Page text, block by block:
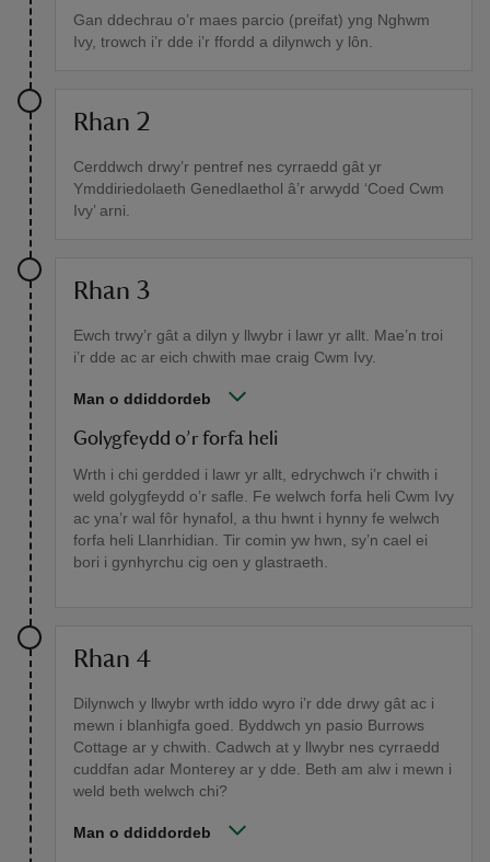
Gan ddechrau o’r maes parcio (preifat) yng Nghwm
Ivy, trowch i’r dde i’r ffordd a dilynwch y lôn.
Rhan 2
Cerddwch drwy’r pentref nes cyrraedd gât yr
Ymddiriedolaeth Genedlaethol â’r arwydd ‘Coed Cwm
Ivy’ arni.
Rhan 3
Ewch trwy’r gât a dilyn y llwybr i lawr yr allt. Mae’n troi
i’r dde ac ar eich chwith mae craig Cwm Ivy.
Man o ddiddordeb
Golygfeydd o’r forfa heli
Wrth i chi gerdded i lawr yr allt, edrychwch i’r chwith i
weld golygfeydd o’r safle. Fe welwch forfa heli Cwm Ivy
ac yna’r wal fôr hynafol, a thu hwnt i hynny fe welwch
forfa heli Llanrhidian. Tir comin yw hwn, sy’n cael ei
bori i gynhyrchu cig oen y glastraeth.
Rhan 4
Dilynwch y llwybr wrth iddo wyro i’r dde drwy gât ac i
mewn i blanhigfa goed. Byddwch yn pasio Burrows
Cottage ar y chwith. Cadwch at y llwybr nes cyrraedd
cuddfan adar Monterey ar y dde. Beth am alw i mewn i
weld beth welwch chi?
Man o ddiddordeb